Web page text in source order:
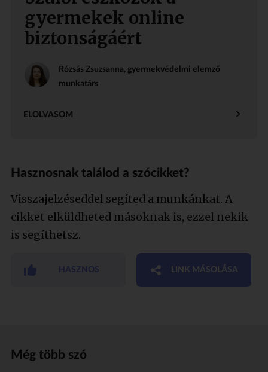
gyermekek online
biztonságáért
Rózsás Zsuzsanna, gyermekvédelmi elemző
munkatárs
ELOLVASOM
Hasznosnak találod a szócikket?
Visszajelzéseddel segíted a munkánkat. A
cikket elküldheted másoknak is, ezzel nekik
is segíthetsz.
HASZNOS LINK MÁSOLÁSA
Még több szó